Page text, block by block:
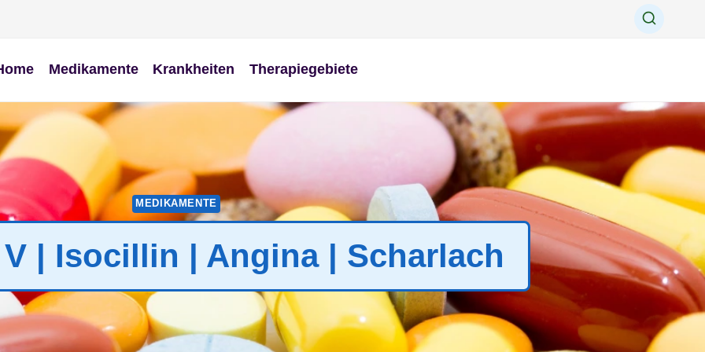
Medikamente Krankheiten Therapiegebiete
MEDIKAMENTE
| Isocillin | Angina | Scharlach